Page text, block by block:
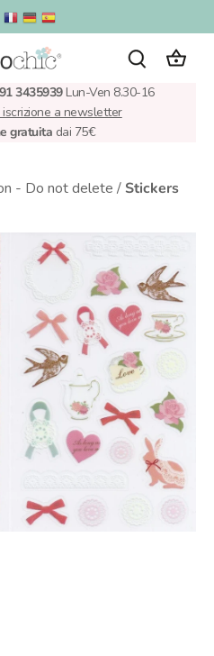
3435939Lun-Ven 8.30-16
iscrizione a newsletter
gratuita dai 75€
- Do not delete / Stickers